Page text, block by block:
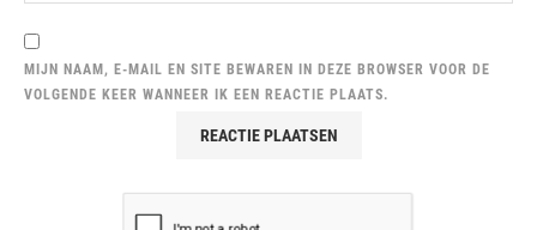
MIJN NAAM, E-MAIL EN SITE BEWAREN IN DEZE BROWSER VOOR DE
VOLGENDE KEER WANNEER IK EEN REACTIE PLAATS.